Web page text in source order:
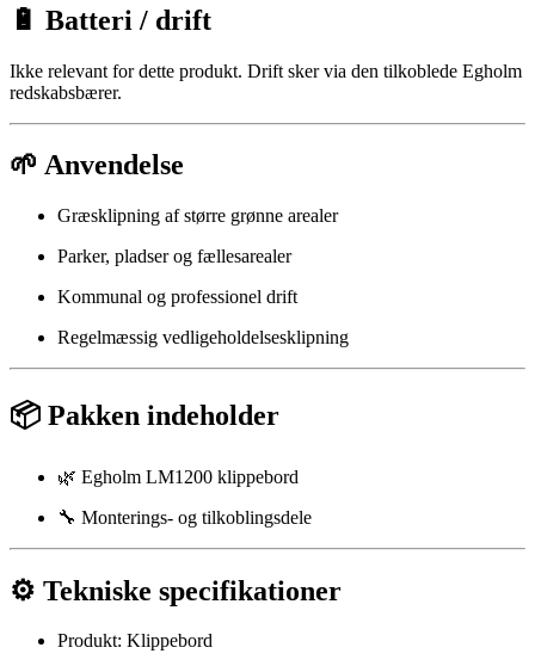
🔋 Batteri / drift
Ikke relevant for dette produkt. Drift sker via den tilkoblede Egholm
redskabsbærer.
🌱 Anvendelse
Græsklipning af større grønne arealer
Parker, pladser og fællesarealer
Kommunal og professionel drift
Regelmæssig vedligeholdelsesklipning
📦 Pakken indeholder
🌿 Egholm LM1200 klippebord
🔧 Monterings- og tilkoblingsdele
⚙️ Tekniske specifikationer
Produkt: Klippebord